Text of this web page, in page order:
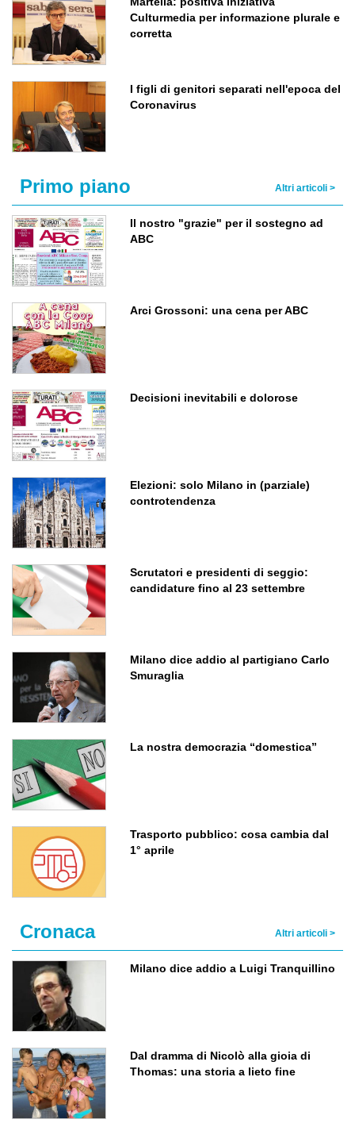
Culturmedia per informazione plurale e
corretta
I figli di genitori separati nell'epoca del
Coronavirus
Primo piano Altri articoli >
Il nostro "grazie" per il sostegno ad
ABC
Arci Grossoni: una cena per ABC
Decisioni inevitabili e dolorose
Elezioni: solo Milano in (parziale)
controtendenza
Scrutatori e presidenti di seggio:
candidature fino al 23 settembre
Milano dice addio al partigiano Carlo
Smuraglia
La nostra democrazia “domestica”
Trasporto pubblico: cosa cambia dal
1° aprile
Cronaca Altri articoli >
Milano dice addio a Luigi Tranquillino
Dal dramma di Nicolò alla gioia di
Thomas: una storia a lieto fine